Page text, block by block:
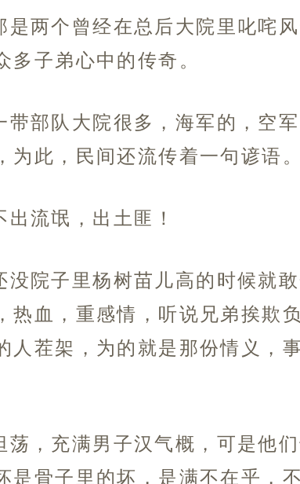
两个曾经在总后大院里叱咤
子弟心中的传奇。
带部队大院很多，海军的，空
此，民间还流传着一句谚语。
流氓，出土匪！
院子里杨树苗儿高的时候就
热血，重感情，听说兄弟挨欺
人茬架，为的就是那份情义，
荡，充满男子汉气概，可是他
骨子里的坏，是满不在乎，